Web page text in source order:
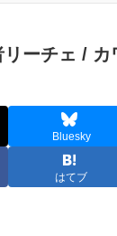
ーチェ / カ
Bluesky
はてブ